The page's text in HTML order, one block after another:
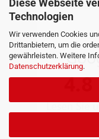
Technologien
Wir verwenden Cookies
Drittanbietern, um die
gewährleisten. Weitere
Datenschutzerklärung.